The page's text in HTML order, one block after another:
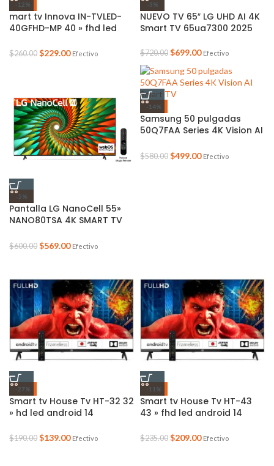
-12%
mart tv Innova IN-TVLED-
40GFHD-MP 40 » fhd led
$260.00 $229.00 Efectivo
-3%
NUEVO TV 65″ LG UHD AI 4K
Smart TV 65ua7300 2025
$720.00 $699.00 Efectivo
-5%
Pantalla LG NanoCell 55»
NANO80TSA 4K SMART TV
$600.00 $569.00 Efectivo
-14%
Samsung 50 pulgadas
50Q7FAA Series 4K Vision AI
$580.00 $499.00 Efectivo
-27%
Smart tv House Tv HT-32 32
» hd led android 14
$190.00 $139.00 Efectivo
-11%
Smart tv House Tv HT-43
43 » fhd led android 14
$235.00 $209.00 Efectivo